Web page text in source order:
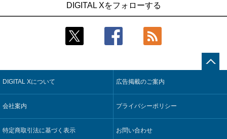
技術を使う抽出方法の研究開始
Umios、消費者起点の販売計画策定に向けたAIシステムを本格
コスモ石油、製油所の設備点検への四足歩行ロボット利用を
検証
【COMPUTEX 2026：Arm編】チップ自社製造で鍵を握る台
5 フィジカルAIが迫る“人と機械の役割の再設計”【第3回】
合基盤を本格稼働
鹿島建設、鋼管柱へのコンクリート充填時の異常を検出する
AIを遠隔監視システムに実装
近大病院と中外製薬、治験参加者組み入れに電子カルテとAI
技術を使う抽出方法の研究開始
そもそも今の仕事はAIエージェントを求めているのか【第25
5
製造業の現場の暗黙知を組織横断で活用するためのナレッジ
管理基盤、LIGHTzが提供
DIGITAL Xをフォローする
DIGITAL Xについて 広告掲載のご案内
会社案内 プライバシーポリシー
特定商取引法に基づく表示 お問い合わせ